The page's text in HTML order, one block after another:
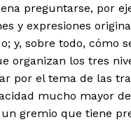
preguntarse, por
y expresiones
y, sobre todo, cómo
organizan los tres
por el tema de las
mucho mayor
gremio que tiene